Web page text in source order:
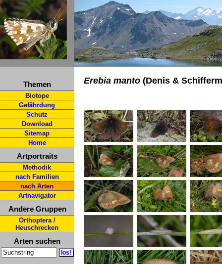
Themen
Biotope
Gefährdung
Schutz
Download
Sitemap
Home
Artportraits
Methodik
nach Familien
nach Arten
Artnavigator
Andere Gruppen
Orthoptera /
Heuschrecken
Arten suchen
Erebia manto (Denis &